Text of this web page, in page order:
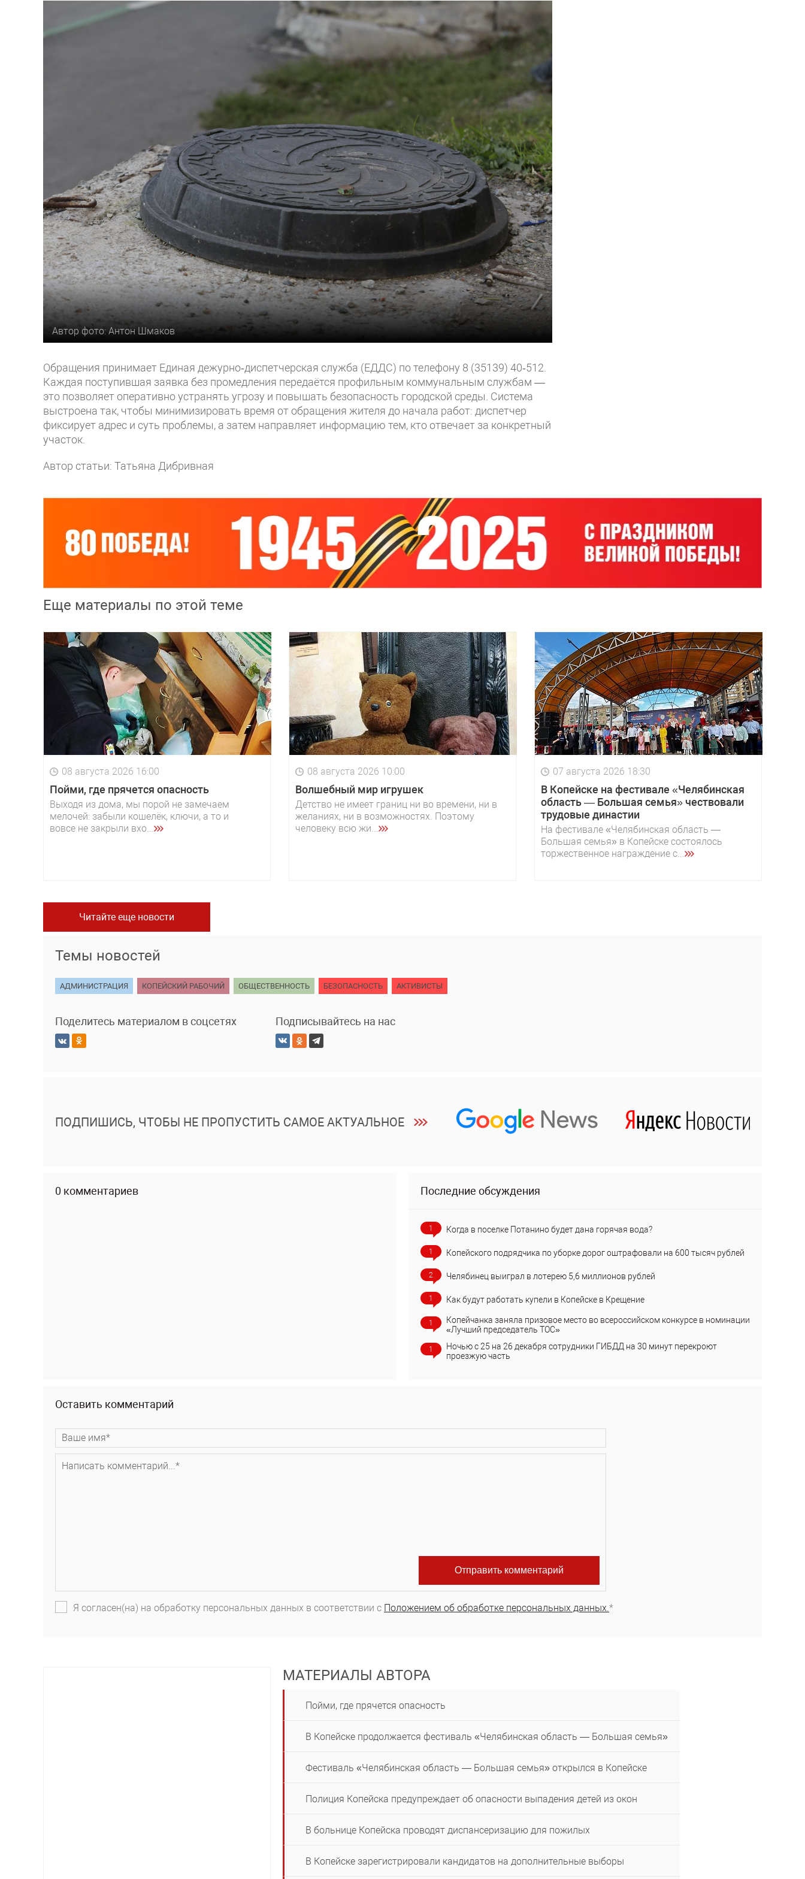
Автор фото: Антон Шмаков
Обращения принимает Единая дежурно‑диспетчерская служба (ЕДДС) по телефону 8 (35139) 40‑512.
Каждая поступившая заявка без промедления передаётся профильным коммунальным службам —
это позволяет оперативно устранять угрозу и повышать безопасность городской среды. Система
выстроена так, чтобы минимизировать время от обращения жителя до начала работ: диспетчер
фиксирует адрес и суть проблемы, а затем направляет информацию тем, кто отвечает за конкретный
участок.
Автор статьи: Татьяна Дибривная
Еще материалы по этой теме
08 августа 2026 16:00
Пойми, где прячется опасность
Выходя из дома, мы порой не замечаем
мелочей: забыли кошелёк, ключи, а то и
вовсе не закрыли вхо...
08 августа 2026 10:00
Волшебный мир игрушек
Детство не имеет границ ни во времени, ни в
желаниях, ни в возможностях. Поэтому
человеку всю жи...
07 августа 2026 18:30
В Копейске на фестивале «Челябинская
область — Большая семья» чествовали
трудовые династии
На фестивале «Челябинская область —
Большая семья» в Копейске состоялось
торжественное награждение с...
Читайте еще новости
Темы новостей
АДМИНИСТРАЦИЯ КОПЕЙСКИЙ РАБОЧИЙ ОБЩЕСТВЕННОСТЬ БЕЗОПАСНОСТЬ АКТИВИСТЫ
Поделитесь материалом в соцсетях Подписывайтесь на нас
ПОДПИШИСЬ, ЧТОБЫ НЕ ПРОПУСТИТЬ САМОЕ АКТУАЛЬНОЕ
0 комментариев Последние обсуждения
1 Когда в поселке Потанино будет дана горячая вода?
1 Копейского подрядчика по уборке дорог оштрафовали на 600 тысяч рублей
2 Челябинец выиграл в лотерею 5,6 миллионов рублей
1 Как будут работать купели в Копейске в Крещение
1
Копейчанка заняла призовое место во всероссийском конкурсе в номинации
«Лучший председатель ТОС»
1
Ночью с 25 на 26 декабря сотрудники ГИБДД на 30 минут перекроют
проезжую часть
Оставить комментарий
Я согласен(на) на обработку персональных данных в соответствии с Положением об обработке персональных данных. *
МАТЕРИАЛЫ АВТОРА
Пойми, где прячется опасность
В Копейске продолжается фестиваль «Челябинская область — Большая семья»
Фестиваль «Челябинская область — Большая семья» открылся в Копейске
Полиция Копейска предупреждает об опасности выпадения детей из окон
В больнице Копейска проводят диспансеризацию для пожилых
В Копейске зарегистрировали кандидатов на дополнительные выборы